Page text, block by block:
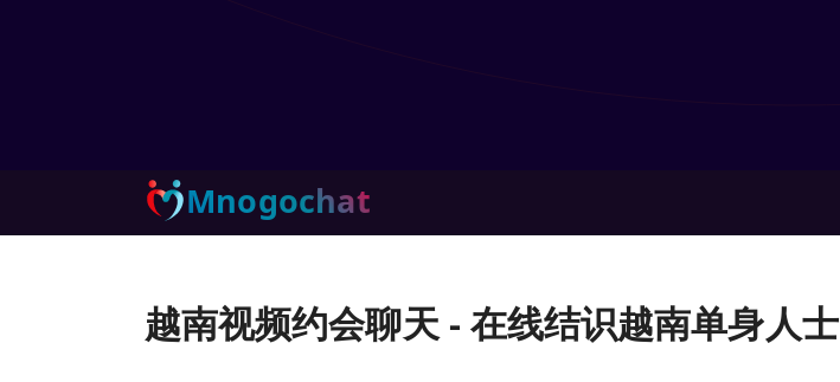
Mnogochat
越南视频约会聊天 - 在线结识越南单身人士